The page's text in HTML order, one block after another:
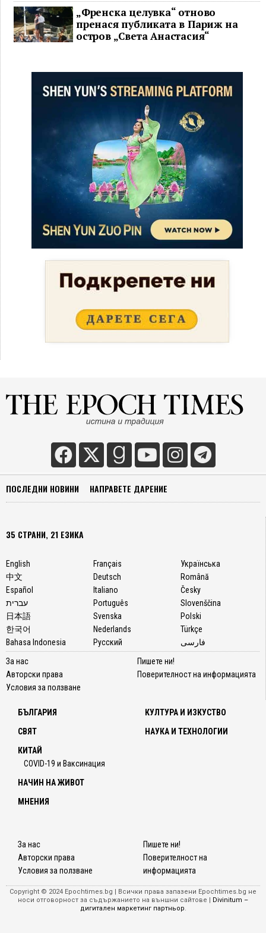
„Френска целувка“ отново
пренася публиката в Париж на
остров „Света Анастасия“
ПОСЛЕДНИ НОВИНИ НАПРАВЕТЕ ДАРЕНИЕ
35 СТРАНИ, 21 ЕЗИКА
English
中文
Español
עברית
日本語
한국어
Bahasa Indonesia
Français
Deutsch
Italiano
Português
Svenska
Nederlands
Русский
Українська
Română
Česky
Slovenščina
Polski
Türkçe
فارسی
За нас
Авторски права
Условия за ползване
Пишете ни!
Поверителност на информацията
БЪЛГАРИЯ
СВЯТ
КИТАЙ
COVID-19 и Ваксинация
КУЛТУРА И ИЗКУСТВО
НАУКА И ТЕХНОЛОГИИ
НАЧИН НА ЖИВОТ
МНЕНИЯ
За нас
Авторски права
Условия за ползване
Пишете ни!
Поверителност на
информацията
Copyright © 2024 Epochtimes.bg | Всички права запазени Epochtimes.bg не
носи отговорност за съдържанието на външни сайтове | Divinitum –
дигитален маркетинг партньор.